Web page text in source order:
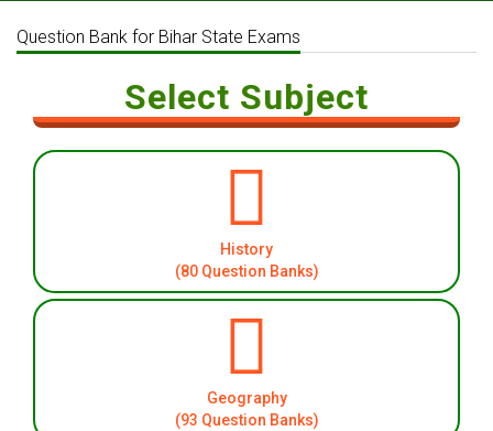
Question Bank for Bihar State Exams
Select Subject
History
(80 Question Banks)
Geography
(93 Question Banks)